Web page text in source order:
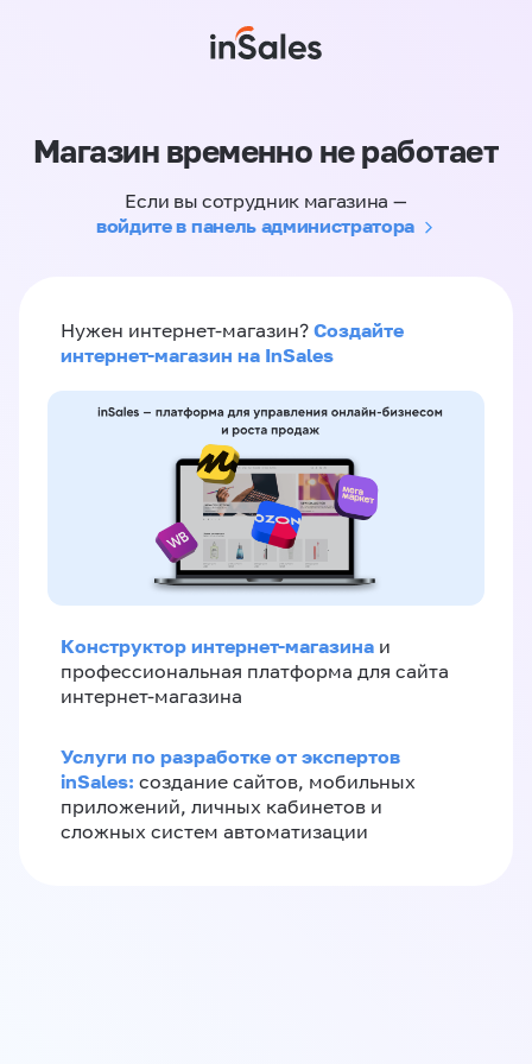
Магазин временно не работает
Если вы сотрудник магазина —
войдите в панель администратора
Нужен интернет-магазин? Создайте
интернет-магазин на InSales
Конструктор интернет-магазина и
профессиональная платформа для сайта
интернет-магазина
Услуги по разработке от экспертов
inSales: создание сайтов, мобильных
приложений, личных кабинетов и
сложных систем автоматизации